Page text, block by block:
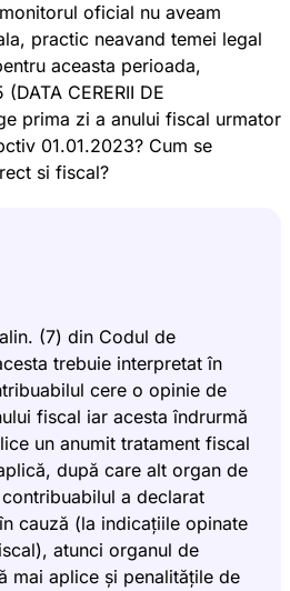
oficial nu aveam
practic neavand temei legal
aceasta perioada,
CERERII DE
prima zi a anului fiscal urmator
01.01.2023? Cum se
si fiscal?
(7) din Codul de
trebuie interpretat în
cere o opinie de
fiscal iar acesta îndrurmă
un anumit tratament fiscal
după care alt organ de
a declarat
cauză (la indicațiile opinate
atunci organul de
mai aplice și penalitățile de